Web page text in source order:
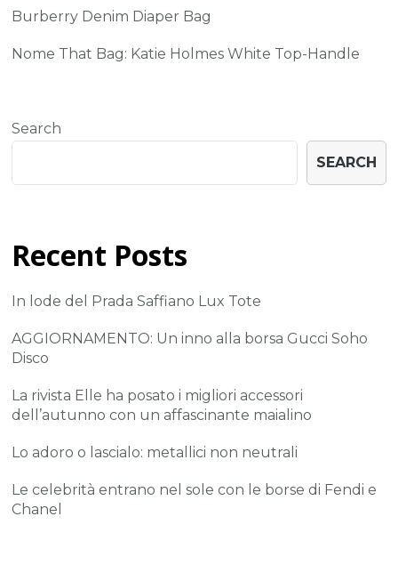
Burberry Denim Diaper Bag
Nome That Bag: Katie Holmes White Top-Handle
Search
SEARCH
Recent Posts
In lode del Prada Saffiano Lux Tote
AGGIORNAMENTO: Un inno alla borsa Gucci Soho
Disco
La rivista Elle ha posato i migliori accessori
dell’autunno con un affascinante maialino
Lo adoro o lascialo: metallici non neutrali
Le celebrità entrano nel sole con le borse di Fendi e
Chanel